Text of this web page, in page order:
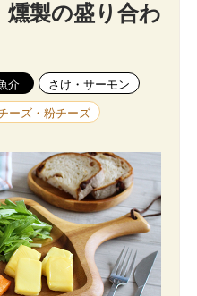
製の盛り合わ
介 さけ・サーモン
ーズ・粉チーズ